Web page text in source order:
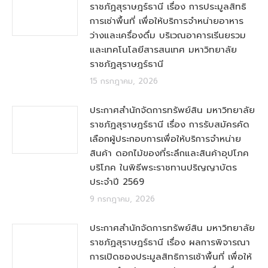
ราชภัฏสุราษฎร์ธานี เรื่อง การประมูลสิทธิ
การเช่าพื้นที่ เพื่อให้บริการจำหน่ายอาหาร
ว่างและเครื่องดื่ม บริเวณอาคารเรีนยรวม
และเทคโนโลยีสารสนเทศ มหาวิทยาลัย
ราชภัฏสุราษฎร์ธานี
15 กรกฎาคม, 2026
ประกาศสำนักจัดการทรัพย์สิน มหาวิทยาลัย
ราชภัฏสุราษฎร์ธานี เรื่อง การรับสมัครคัด
เลือกผู้ประกอบการเพื่อให้บริการจำหน่าย
สินค้า ดอกไม้ของที่ระลึกและสินค้าอุปโภค
บริโภค ในพิธีพระราชทานปริญญาบัตร
ประจำปี 2569
9 กรกฎาคม, 2026
ประกาศสำนักจัดการทรัพย์สิน มหาวิทยาลัย
ราชภัฏสุราษฎร์ธานี เรื่อง ผลการพิจารณา
การเปิดซองประมูลสิทธิการเช้าพื้นที่ เพื่อให้